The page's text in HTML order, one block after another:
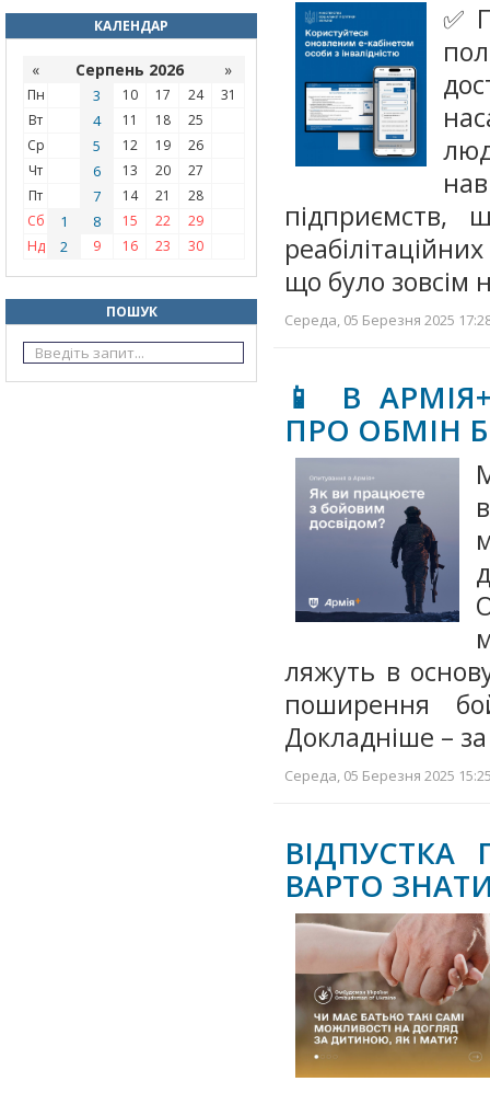
КАЛЕНДАР
« Серпень 2026 »
Пн 3 10 17 24
31
Вт
4 11 18
25
Ср
5 12 19
26
Чт
6 13 20
27
Пт
7 14 21
28
Сб
1 8 15 22
29
Нд
2 9 16 23 30
ПОШУК
✅
підприємств,
що було зовсім
Середа, 05 Березня 2025
📱 В
ПРО ОБМІН
ляжуть в
поширення
Докладніше –
Середа, 05 Березня 2025
ВАРТО